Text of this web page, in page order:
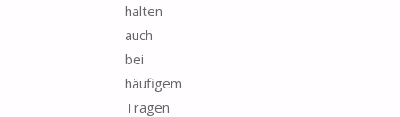
halten
auch
bei
häufigem
Tragen